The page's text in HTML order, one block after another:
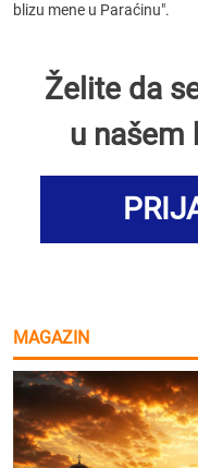
blizu mene u Paraćinu".
Želite da
u našem
MAGAZIN